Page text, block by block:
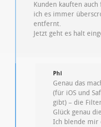
Kunden kauften auch
ich es immer
entfernt.
Jetzt geht es halt
Phi
Genau das
(für iOS und
gibt) – die
Glück genau
Ich blende mir